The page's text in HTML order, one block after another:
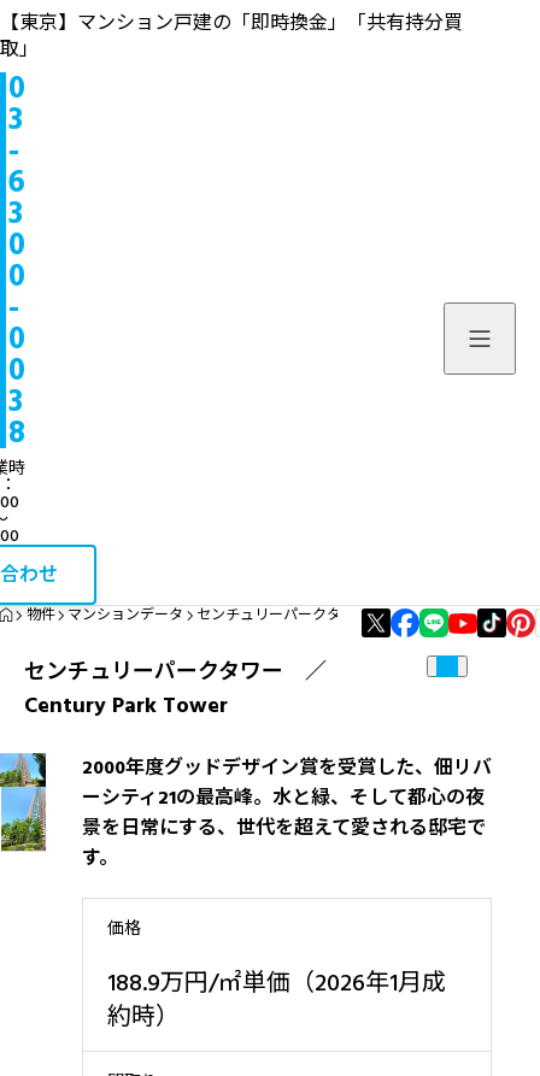
エリア資産分析
【東京】マンション戸建の「即時換金」「共有持分買
取」
0
3
-
6
3
0
0
-
0
0
3
8
時
わせ
HOME
物件 マンションデータ センチュリーパークタワー ／ Century Park
センチュリーパークタワー ／
Century Park Tower
2000年度グッドデザイン賞を受賞した、佃リバ
ーシティ21の最高峰。水と緑、そして都心の夜
景を日常にする、世代を超えて愛される邸宅で
す。
価格
188.9万円/㎡単価（2026年1月成
約時）